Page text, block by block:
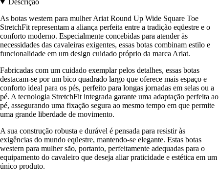
Descrição
As botas western para mulher Ariat Round Up Wide Square Toe
StretchFit representam a aliança perfeita entre a tradição eqüestre e o
conforto moderno. Especialmente concebidas para atender às
necessidades das cavaleiras exigentes, essas botas combinam estilo e
funcionalidade em um design cuidado próprio da marca Ariat.
Fabricadas com um cuidado exemplar pelos detalhes, essas botas
destacam-se por um bico quadrado largo que oferece mais espaço e
conforto ideal para os pés, perfeito para longas jornadas em selas ou a
pé. A tecnologia StretchFit integrada garante uma adaptação perfeita ao
pé, assegurando uma fixação segura ao mesmo tempo em que permite
uma grande liberdade de movimento.
A sua construção robusta e durável é pensada para resistir às
exigências do mundo eqüestre, mantendo-se elegante. Estas botas
western para mulher são, portanto, perfeitamente adequadas para o
equipamento do cavaleiro que deseja aliar praticidade e estética em um
único produto.